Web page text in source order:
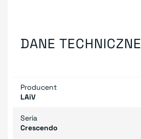
DANE TECHNICZNE
Producent
LAiV
Seria
Crescendo